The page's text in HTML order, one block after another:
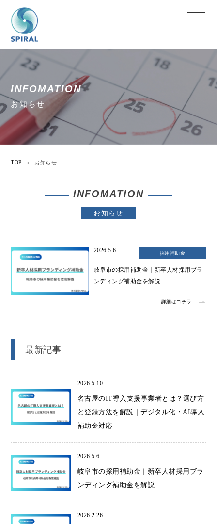
INFOMATION
お知らせ
TOP > お知らせ
INFOMATION
お知らせ
2026.5.6 採用補助金
岐阜市の採用補助金｜新卒人材採用ブラ
ンディング補助金を解説
詳細はコチラ
最新記事
2026.5.10
名古屋のIT導入支援事業者とは？選び方
と登録方法を解説｜デジタル化・AI導入
補助金対応
2026.5.6
岐阜市の採用補助金｜新卒人材採用ブラ
ンディング補助金を解説
2026.2.26